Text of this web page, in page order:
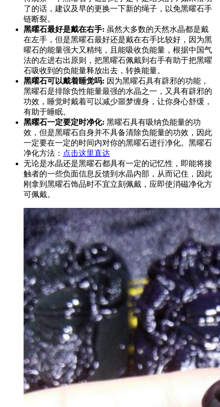
了的话，建议及早的更换一下新的绳子，以免黑曜石手
链断裂。
黑曜石最好是戴在右手: 虽然大多数的天然水晶都是戴
在左手，但是黑曜石最好还是戴在右手比较好，因为黑
曜石的能量强大又精纯，且能吸收负能量，根据中国气
法的左进右出原则，把黑曜石佩戴到右手有助于把黑曜
石吸收到的负能量释放出去，转换能量。
黑曜石可以戴着睡觉吗: 因为黑曜石具有辟邪的功能，
黑曜石是排除负性能量最强的水晶之一，又具有辟邪的
功效，睡觉时戴着可以减少噩梦缠身，让你身心舒缓，
有助于睡眠。
黑曜石一定要定时净化: 黑曜石具有吸纳负能量的功
效，但是黑曜石自身并不具备清除负能量的功效，因此
一定要在一定的时间内对你的黑曜石进行净化。黑曜石
净化方法： 点击这里直达
无论是水晶还是黑曜石都具有一定的记忆性，即能将接
触者的一些负面信息反馈到水晶内部，从而记住，因此
刚拿到黑曜石饰品时不宜立刻佩戴，应即使消磁净化方
可佩戴。